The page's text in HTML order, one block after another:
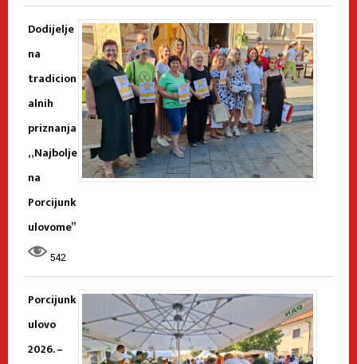
Dodijelje
na
tradicion
alnih
priznanja
„Najbolje
na
Porcijunk
ulovome”
542
Porcijunk
ulovo
2026. –